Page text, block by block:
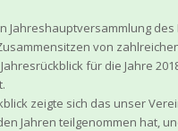
Jahreshauptversammlung
von
für die Jahre
zeigte sich das unser
Jahren teilgenommen hat,